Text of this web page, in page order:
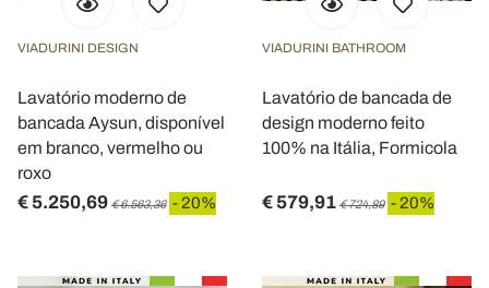
VIADURINI DESIGN
Lavatório moderno de
bancada Aysun, disponível
em branco, vermelho ou
roxo
€ 5.250,69 € 6.563,36 - 20%
VIADURINI BATHROOM
Lavatório de bancada de
design moderno feito
100% na Itália, Formicola
€ 579,91 € 724,89 - 20%